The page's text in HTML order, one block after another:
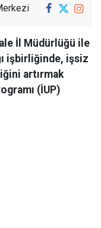
İl Müdürlüğü ile
işbirliğinde, işsiz
artırmak
(İUP)